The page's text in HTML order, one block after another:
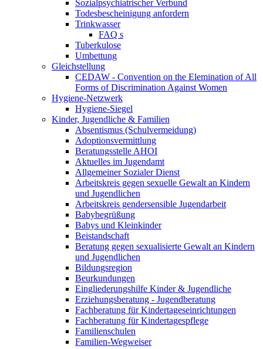
Sozialpsychiatrischer Verbund
Todesbescheinigung anfordern
Trinkwasser
FAQ s
Tuberkulose
Umbettung
Gleichstellung
CEDAW - Convention on the Elemination of All
Forms of Discrimination Against Women
Hygiene-Netzwerk
Hygiene-Siegel
Kinder, Jugendliche & Familien
Absentismus (Schulvermeidung)
Adoptionsvermittlung
Beratungsstelle AHOI
Aktuelles im Jugendamt
Allgemeiner Sozialer Dienst
Arbeitskreis gegen sexuelle Gewalt an Kindern
und Jugendlichen
Arbeitskreis gendersensible Jugendarbeit
Babybegrüßung
Babys und Kleinkinder
Beistandschaft
Beratung gegen sexualisierte Gewalt an Kindern
und Jugendlichen
Bildungsregion
Beurkundungen
Eingliederungshilfe Kinder & Jugendliche
Erziehungsberatung - Jugendberatung
Fachberatung für Kindertageseinrichtungen
Fachberatung für Kindertagespflege
Familienschulen
Familien-Wegweiser